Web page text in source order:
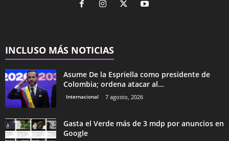
INCLUSO MÁS NOTICIAS
Asume De la Espriella como presidente de
Colombia; ordena atacar al...
Internacional 7 agosto, 2026
Gasta el Verde más de 3 mdp por anuncios en
Google